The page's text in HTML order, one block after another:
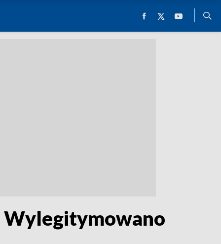
Wylegitymowano